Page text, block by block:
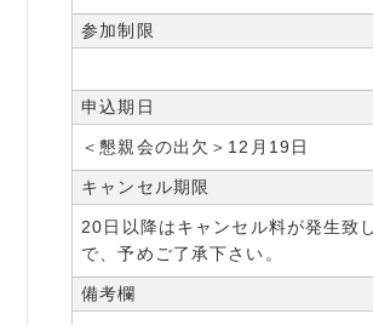
参加制限
申込期日
＜懇親会の出欠＞12月19日
キャンセル期限
20日以降はキャンセル料が発生致
で、予めご了承下さい。
備考欄